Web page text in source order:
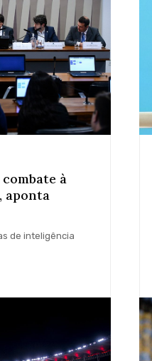
à
aponta
de inteligência